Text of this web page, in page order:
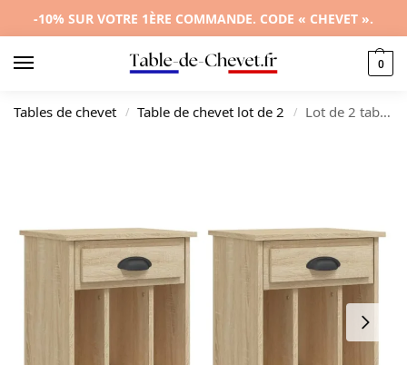
-10% SUR VOTRE 1ÈRE COMMANDE. CODE « CHEVET ».
0
Tables de chevet / Table de chevet lot de 2 / Lot de 2 tables de nuit chêne design mural, 43x36x50cm